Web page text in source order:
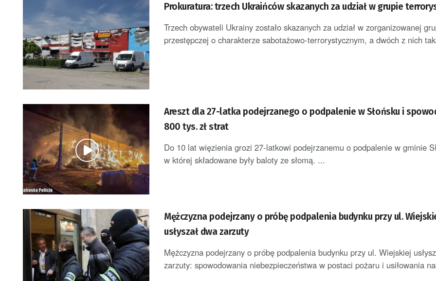
Prokuratura: trzech Ukraińców skazanych za udział w grupie
Trzech obywateli Ukrainy zostało skazanych za udział w zorganizowanej
przestępczej o charakterze sabotażowo-terrorystycznym, a dwóch z nich
Areszt dla 27-latka podejrzanego o podpalenie w Słońsku i
800 tys. zł strat
Do 10 lat więzienia grozi 27-latkowi podejrzanemu o podpalenie w gminie
w której składowane były baloty ze słomą. ...
Mężczyzna podejrzany o próbę podpalenia budynku przy ul.
usłyszał dwa zarzuty
Mężczyzna podejrzany o próbę podpalenia budynku przy ul. Wiejskiej
zarzuty: spowodowania niebezpieczeństwa w postaci pożaru i usiłowania